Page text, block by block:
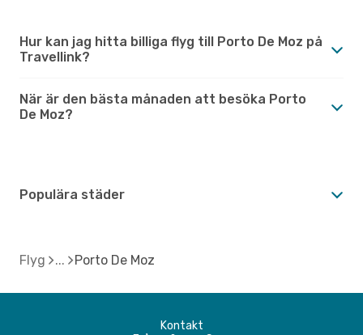
Hur kan jag hitta billiga flyg till Porto De Moz på
Travellink?
När är den bästa månaden att besöka Porto
De Moz?
Populära städer
Flyg Porto De Moz
Kontakt